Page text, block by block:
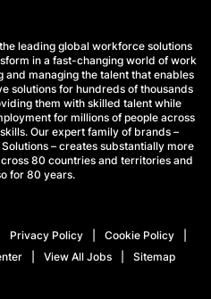
leading global workforce solutions
in a fast-changing world of work
and managing the talent that enables
solutions for hundreds of thousands
them with skilled talent while
for millions of people across
Our expert family of brands –
– creates substantially more
80 countries and territories and
for 80 years.
Privacy Policy Cookie Policy
View All Jobs Sitemap